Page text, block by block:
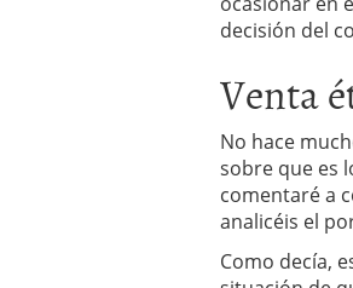
decisión del
Venta
No hace
sobre que es
comentaré a
analicéis el
Como decía,